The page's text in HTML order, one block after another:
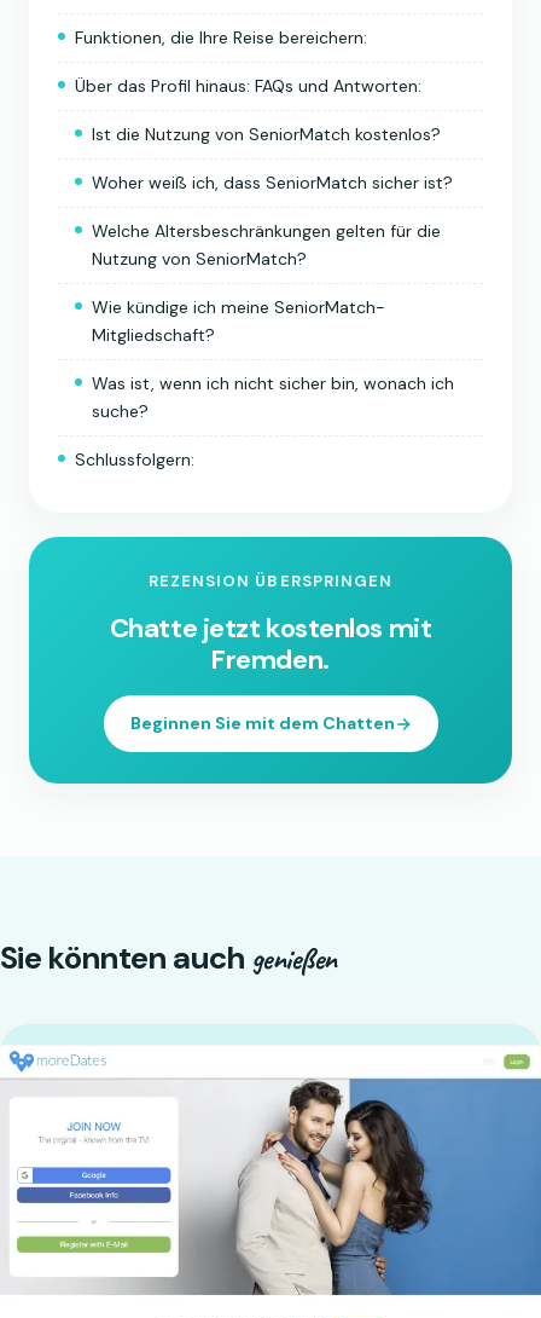
Funktionen, die Ihre Reise bereichern:
Über das Profil hinaus: FAQs und Antworten:
Ist die Nutzung von SeniorMatch kostenlos?
Woher weiß ich, dass SeniorMatch sicher ist?
Welche Altersbeschränkungen gelten für die
Nutzung von SeniorMatch?
Wie kündige ich meine SeniorMatch-
Mitgliedschaft?
Was ist, wenn ich nicht sicher bin, wonach ich
suche?
Schlussfolgern:
REZENSION ÜBERSPRINGEN
Chatte jetzt kostenlos mit
Fremden.
Beginnen Sie mit dem Chatten
Sie könnten auch genießen